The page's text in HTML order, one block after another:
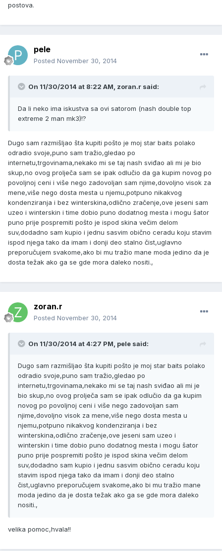
postova.
pele
Posted November 30, 2014
On 11/30/2014 at 8:22 AM, zoran.r said:
Da li neko ima iskustva sa ovi satorom (nash double top
extreme 2 man mk3)!?
Dugo sam razmišljao šta kupiti pošto je moj star baits polako
odradio svoje,puno sam tražio,gledao po
internetu,trgovinama,nekako mi se taj nash sviđao ali mi je bio
skup,no ovog prolječa sam se ipak odlučio da ga kupim novog po
povoljnoj ceni i više nego zadovoljan sam njime,dovoljno visok za
mene,više nego dosta mesta u njemu,potpuno nikakvog
kondenziranja i bez winterskina,odlično zračenje,ove jeseni sam
uzeo i winterskin i time dobio puno dodatnog mesta i mogu šator
puno prije pospremiti pošto je ispod skina večim delom
suv,dodadno sam kupio i jednu sasvim obično ceradu koju stavim
ispod njega tako da imam i donji deo stalno čist,uglavno
preporučujem svakome,ako bi mu tražio mane moda jedino da je
dosta težak ako ga se gde mora daleko nositi.,
zoran.r
Posted November 30, 2014
On 11/30/2014 at 4:27 PM, pele said:
Dugo sam razmišljao šta kupiti pošto je moj star baits polako
odradio svoje,puno sam tražio,gledao po
internetu,trgovinama,nekako mi se taj nash sviđao ali mi je
bio skup,no ovog prolječa sam se ipak odlučio da ga kupim
novog po povoljnoj ceni i više nego zadovoljan sam
njime,dovoljno visok za mene,više nego dosta mesta u
njemu,potpuno nikakvog kondenziranja i bez
winterskina,odlično zračenje,ove jeseni sam uzeo i
winterskin i time dobio puno dodatnog mesta i mogu šator
puno prije pospremiti pošto je ispod skina večim delom
suv,dodadno sam kupio i jednu sasvim obično ceradu koju
stavim ispod njega tako da imam i donji deo stalno
čist,uglavno preporučujem svakome,ako bi mu tražio mane
moda jedino da je dosta težak ako ga se gde mora daleko
nositi.,
velika pomoc,hvala!!